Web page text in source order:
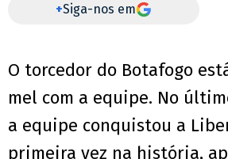
+Siga-nos em
O torcedor do Botafogo
mel com a equipe. No
a equipe conquistou a
primeira vez na história,